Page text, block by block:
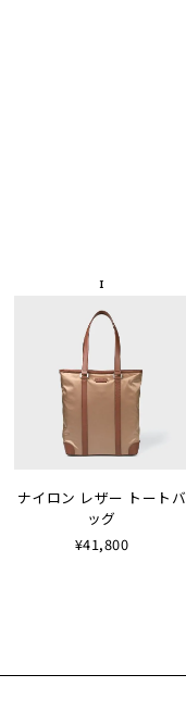
ナイロン レザー トートバ
ッグ
¥41,800